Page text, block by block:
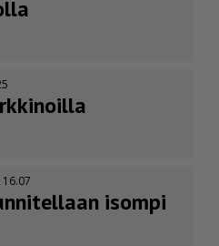
isompi